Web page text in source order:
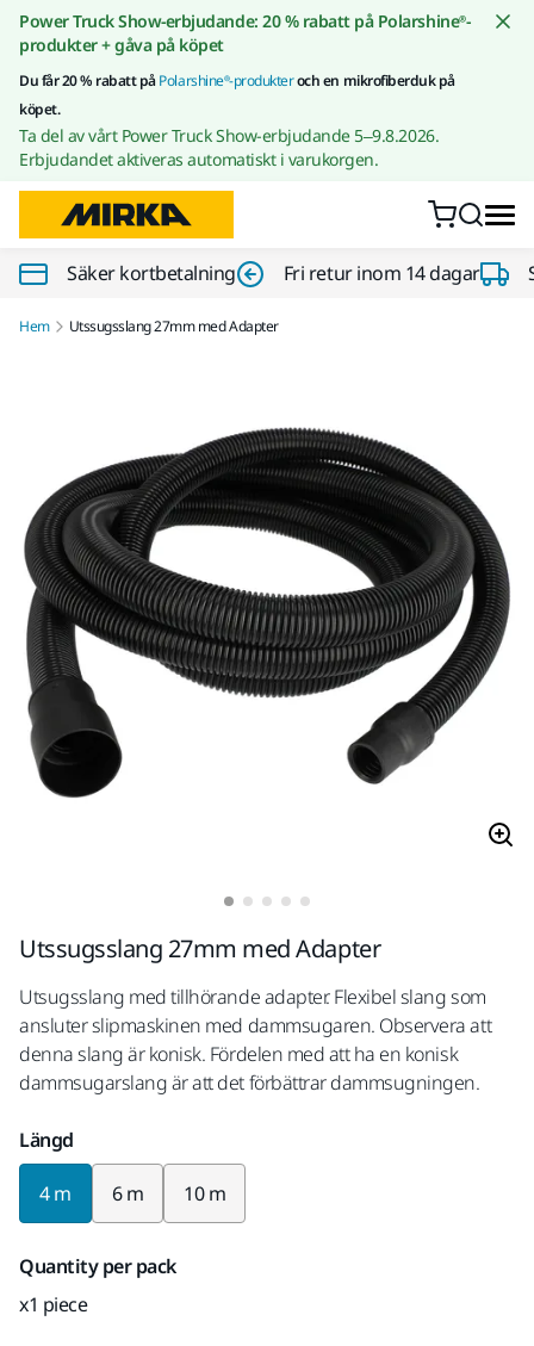
Gå till innehållet
Power Truck Show-erbjudande: 20 % rabatt på Polarshine®-
produkter + gåva på köpet
Du får 20 % rabatt påPolarshine®-produkteroch en mikrofiberduk på
köpet.
Ta del av vårt Power Truck Show-erbjudande 5–9.8.2026.
Erbjudandet aktiveras automatiskt i varukorgen.
Säker kortbetalning Fri retur inom 14 dagar
Hem Utssugsslang 27mm med Adapter
Utssugsslang 27mm med Adapter
Utsugsslang med tillhörande adapter. Flexibel slang som
ansluter slipmaskinen med dammsugaren. Observera att
denna slang är konisk. Fördelen med att ha en konisk
dammsugarslang är att det förbättrar dammsugningen.
Längd
4 m 6 m 10 m
Quantity per pack
x1 piece